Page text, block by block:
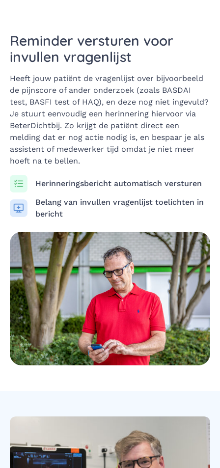
Reminder versturen voor
invullen vragenlijst
Heeft jouw patiënt de vragenlijst over bijvoorbeeld
de pijnscore of ander onderzoek (zoals BASDAI
test, BASFI test of HAQ), en deze nog niet ingevuld?
Je stuurt eenvoudig een herinnering hiervoor via
BeterDichtbij. Zo krijgt de patiënt direct een
melding dat er nog actie nodig is, en bespaar je als
assistent of medewerker tijd omdat je niet meer
hoeft na te bellen.
Herinneringsbericht automatisch versturen
Belang van invullen vragenlijst toelichten in
bericht